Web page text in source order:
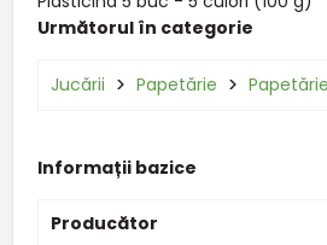
Următorul în categorie
Jucării Papetărie Papetărie
Informații bazice
Producător